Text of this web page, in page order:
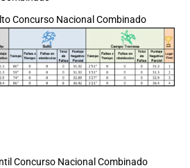
Concurso Nacional Combinado
Concurso Nacional Combinado